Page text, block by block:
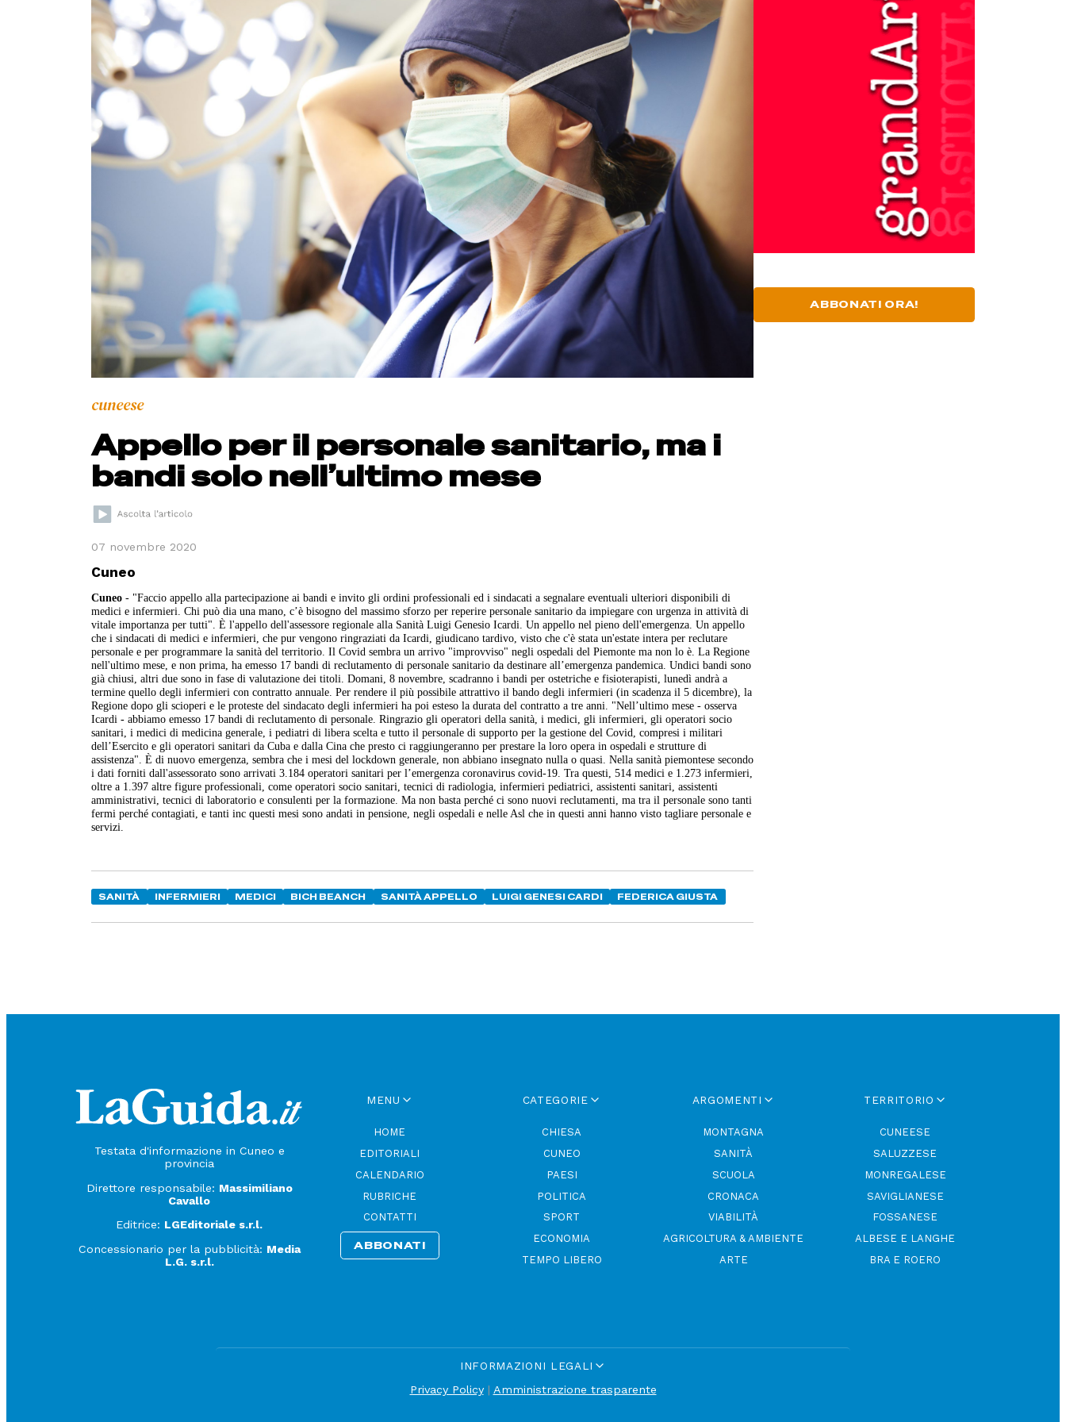
cuneese
Appello per il personale sanitario, ma i
bandi solo nell’ultimo mese
07 novembre 2020
Cuneo
Cuneo - "Faccio appello alla partecipazione ai bandi e invito gli ordini professionali ed i sindacati a segnalare eventuali ulteriori disponibili di
medici e infermieri. Chi può dia una mano, c’è bisogno del massimo sforzo per reperire personale sanitario da impiegare con urgenza in attività di
vitale importanza per tutti". È l'appello dell'assessore regionale alla Sanità Luigi Genesio Icardi. Un appello nel pieno dell'emergenza. Un appello
che i sindacati di medici e infermieri, che pur vengono ringraziati da Icardi, giudicano tardivo, visto che c'è stata un'estate intera per reclutare
personale e per programmare la sanità del territorio. Il Covid sembra un arrivo "improvviso" negli ospedali del Piemonte ma non lo è. La Regione
nell'ultimo mese, e non prima, ha emesso 17 bandi di reclutamento di personale sanitario da destinare all’emergenza pandemica. Undici bandi sono
già chiusi, altri due sono in fase di valutazione dei titoli. Domani, 8 novembre, scadranno i bandi per ostetriche e fisioterapisti, lunedì andrà a
termine quello degli infermieri con contratto annuale. Per rendere il più possibile attrattivo il bando degli infermieri (in scadenza il 5 dicembre), la
Regione dopo gli scioperi e le proteste del sindacato degli infermieri ha poi esteso la durata del contratto a tre anni. "Nell’ultimo mese - osserva
Icardi- abbiamo emesso 17 bandi di reclutamento di personale. Ringrazio gli operatori della sanità, i medici, gli infermieri, gli operatori socio
sanitari, i medici di medicina generale, i pediatri di libera scelta e tutto il personale di supporto per la gestione del Covid, compresi i militari
dell’Esercito e gli operatori sanitari da Cuba e dalla Cina che presto ci raggiungeranno per prestare la loro opera in ospedali e strutture di
assistenza". È di nuovo emergenza, sembra che i mesi del lockdown generale, non abbiano insegnato nulla o quasi. Nella sanità piemontese secondo
i dati forniti dall'assessorato sono arrivati 3.184 operatori sanitari per l’emergenza coronavirus covid-19. Tra questi, 514 medici e 1.273 infermieri,
oltre a 1.397 altre figure professionali, come operatori socio sanitari, tecnici di radiologia, infermieri pediatrici, assistenti sanitari, assistenti
amministrativi, tecnici di laboratorio e consulenti per la formazione. Ma non basta perché ci sono nuovi reclutamenti, ma tra il personale sono tanti
fermi perché contagiati, e tanti inc questi mesi sono andati in pensione, negli ospedali e nelle Asl che in questi anni hanno visto tagliare personale e
servizi.
SANITÀ INFERMIERI MEDICI BICH BEANCH SANITÀ APPELLO LUIGI GENESI CARDI FEDERICA GIUSTA
ABBONATI ORA!
Testata d'informazione in Cuneo e
provincia
Direttore responsabile: Massimiliano
Cavallo
Editrice: LGEditoriale s.r.l.
Concessionario per la pubblicità: Media
L.G. s.r.l.
MENU
HOME
EDITORIALI
CALENDARIO
RUBRICHE
CONTATTI
ABBONATI
CATEGORIE
CHIESA
CUNEO
PAESI
POLITICA
SPORT
ECONOMIA
TEMPO LIBERO
ARGOMENTI
MONTAGNA
SANITÀ
SCUOLA
CRONACA
VIABILITÀ
AGRICOLTURA & AMBIENTE
ARTE
TERRITORIO
CUNEESE
SALUZZESE
MONREGALESE
SAVIGLIANESE
FOSSANESE
ALBESE E LANGHE
BRA E ROERO
INFORMAZIONI LEGALI
Privacy Policy| Amministrazione trasparente